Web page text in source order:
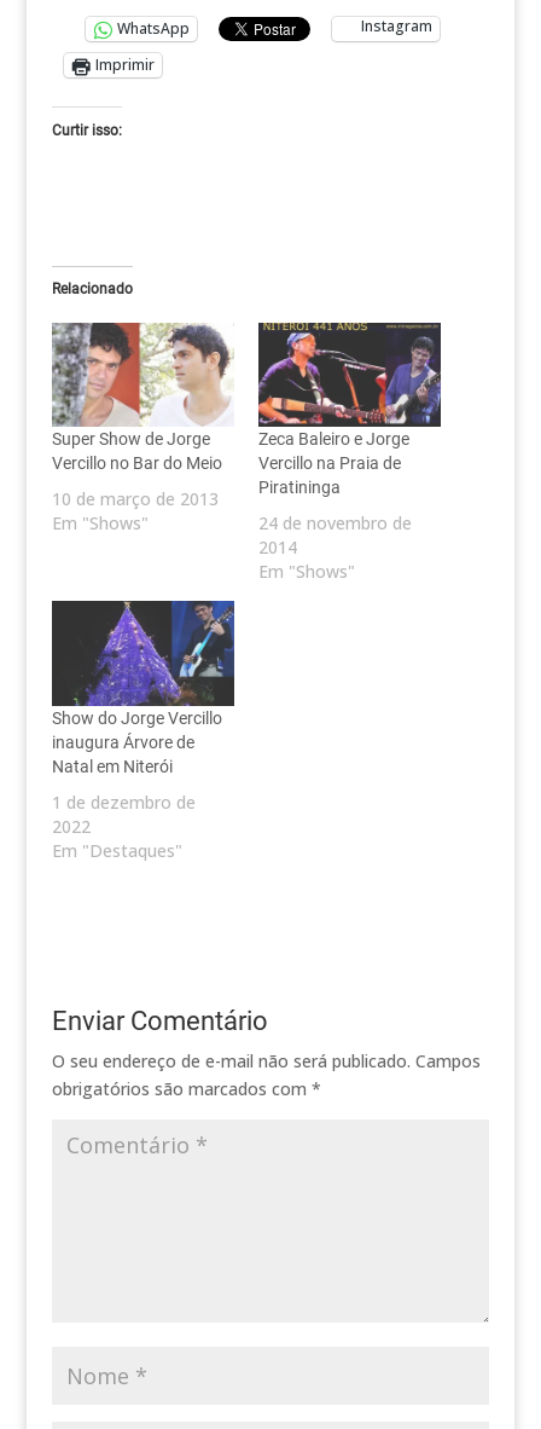
WhatsApp
Instagram
Imprimir
Curtir isso:
Relacionado
Super Show de Jorge
Vercillo no Bar do Meio
10 de março de 2013
Em "Shows"
Zeca Baleiro e Jorge
Vercillo na Praia de
Piratininga
24 de novembro de
2014
Em "Shows"
Show do Jorge Vercillo
inaugura Árvore de
Natal em Niterói
1 de dezembro de
2022
Em "Destaques"
Enviar Comentário
O seu endereço de e-mail não será publicado. Campos
obrigatórios são marcados com *